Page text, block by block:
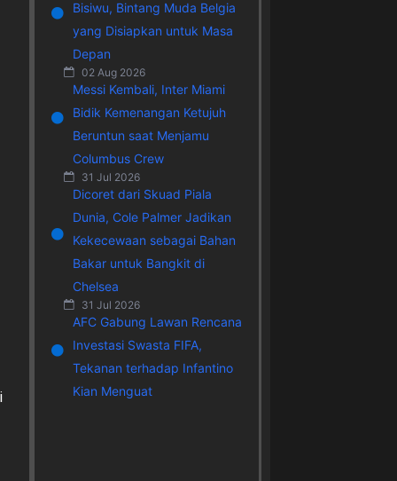
Bisiwu, Bintang Muda Belgia
yang Disiapkan untuk Masa
Depan
02 Aug 2026
Messi Kembali, Inter Miami
Bidik Kemenangan Ketujuh
Beruntun saat Menjamu
Columbus Crew
31 Jul 2026
Dicoret dari Skuad Piala
Dunia, Cole Palmer Jadikan
Kekecewaan sebagai Bahan
Bakar untuk Bangkit di
Chelsea
31 Jul 2026
AFC Gabung Lawan Rencana
Investasi Swasta FIFA,
Tekanan terhadap Infantino
Kian Menguat